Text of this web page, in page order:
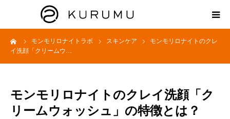
モンモリロナイトラボ スキンケア
モンモリロナイトのクレ
イ洗顔「クリームウ…
モンモリロナイトのクレイ洗顔「ク
リームウォッシュ」の特徴とは？
HOME
プロダクト